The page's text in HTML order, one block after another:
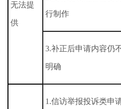
无法提
供
行制作
3.补正后申请内容仍
明确
1.信访举报投诉类申